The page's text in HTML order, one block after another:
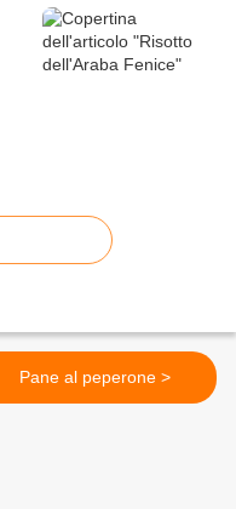
Pane al peperone >